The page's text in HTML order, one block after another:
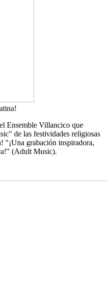
Ensemble Villancico que
de las festividades religiosas
"¡Una grabación inspiradora,
(Adult Music).